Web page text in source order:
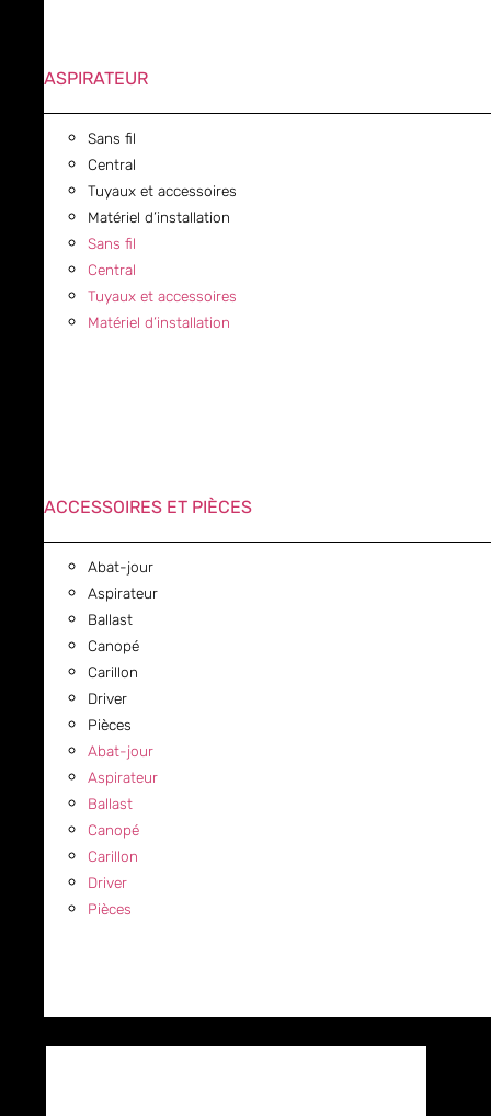
ASPIRATEUR
Sans fil
Central
Tuyaux et accessoires
Matériel d’installation
Sans fil
Central
Tuyaux et accessoires
Matériel d’installation
ACCESSOIRES ET PIÈCES
Abat-jour
Aspirateur
Ballast
Canopé
Carillon
Driver
Pièces
Abat-jour
Aspirateur
Ballast
Canopé
Carillon
Driver
Pièces